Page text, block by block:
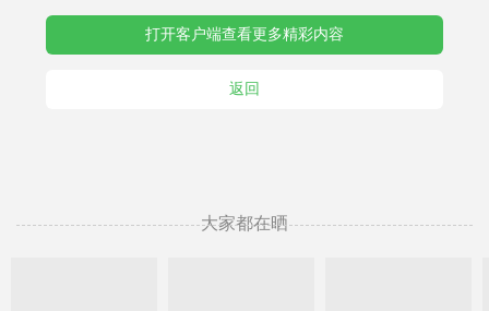
打开客户端查看更多精彩内容
返回
大家都在晒